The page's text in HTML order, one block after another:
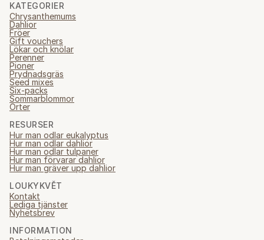
KATEGORIER
Chrysanthemums
Dahlior
Fröer
Gift vouchers
Lökar och knölar
Perenner
Pioner
Prydnadsgräs
Seed mixes
Six-packs
Sommarblommor
Örter
RESURSER
Hur man odlar eukalyptus
Hur man odlar dahlior
Hur man odlar tulpaner
Hur man förvarar dahlior
Hur man gräver upp dahlior
LOUKYKVĚT
Kontakt
Lediga tjänster
Nyhetsbrev
INFORMATION